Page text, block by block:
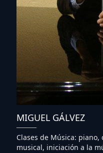
MIGUEL GÁLVEZ
Clases de Música:
musical, iniciación a la